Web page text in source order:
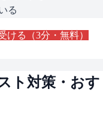
る
ける（3分・無料）
ト対策・おす